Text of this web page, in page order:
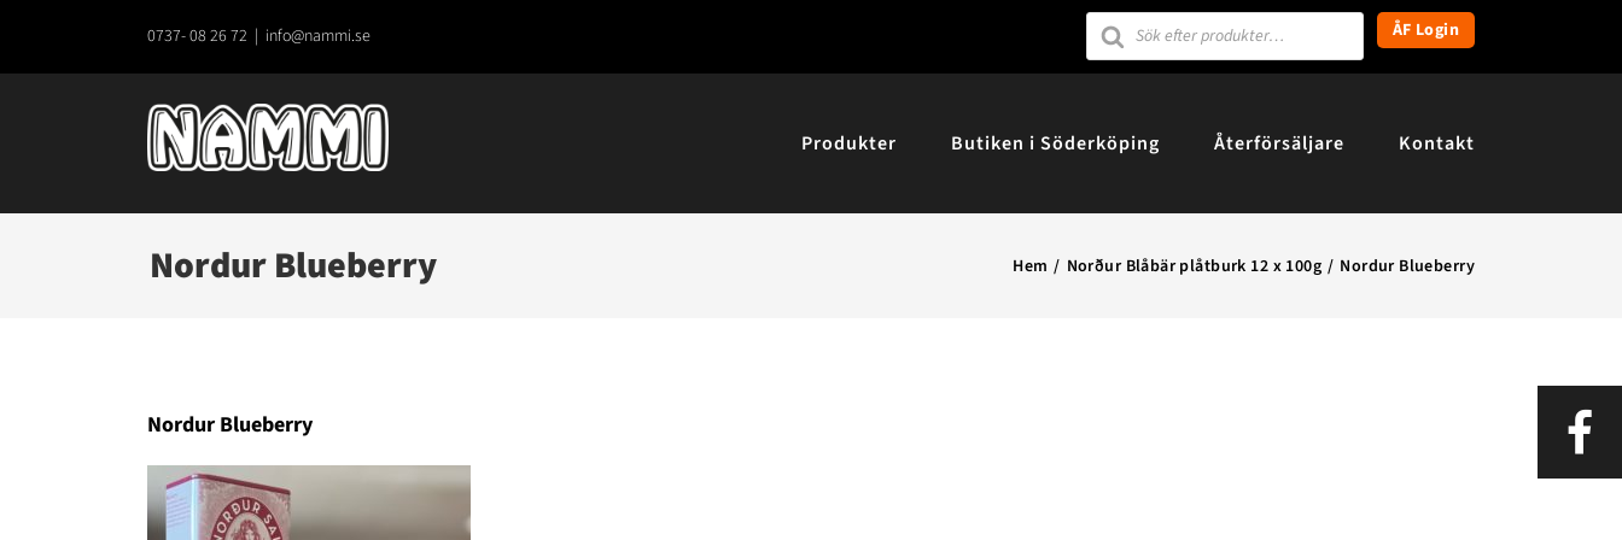
0737- 08 26 72 | info@nammi.se
Products
search ÅF Login
Produkter Butiken i Söderköping Återförsäljare Kontakt
Nordur Blueberry Hem Norður Blåbär plåtburk 12 x 100g Nordur Blueberry
Nordur Blueberry